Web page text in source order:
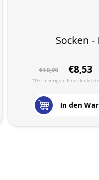
Socken -
€10,99 €8,53
*Der niedrigste Preis der
In den